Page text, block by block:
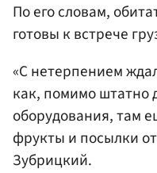
По его словам,
готовы к встрече
«С нетерпением
как, помимо штатно
оборудования, там
фрукты и посылки
Зубрицкий.